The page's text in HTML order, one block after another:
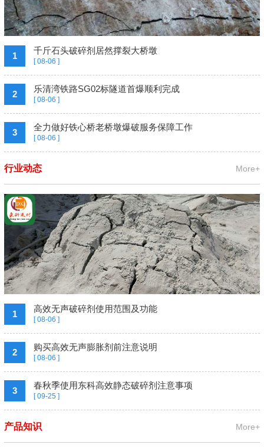
1
千斤石头破碎剂居然撑裂大桥墩
[ 08-06 ]
2
乐清湾铁路SG02标隧道首爆顺利完成
[ 08-06 ]
3
全力做好铁心桥老桥墩爆破服务保障工作
[ 08-06 ]
行业动态 More+
1
高效无声破碎剂使用范围及功能
[ 08-06 ]
2
购买高效无声膨胀剂前注意说明
[ 08-06 ]
3
春秋季使用东科高效静态破碎剂注意事项
[ 09-25 ]
产品知识 More+